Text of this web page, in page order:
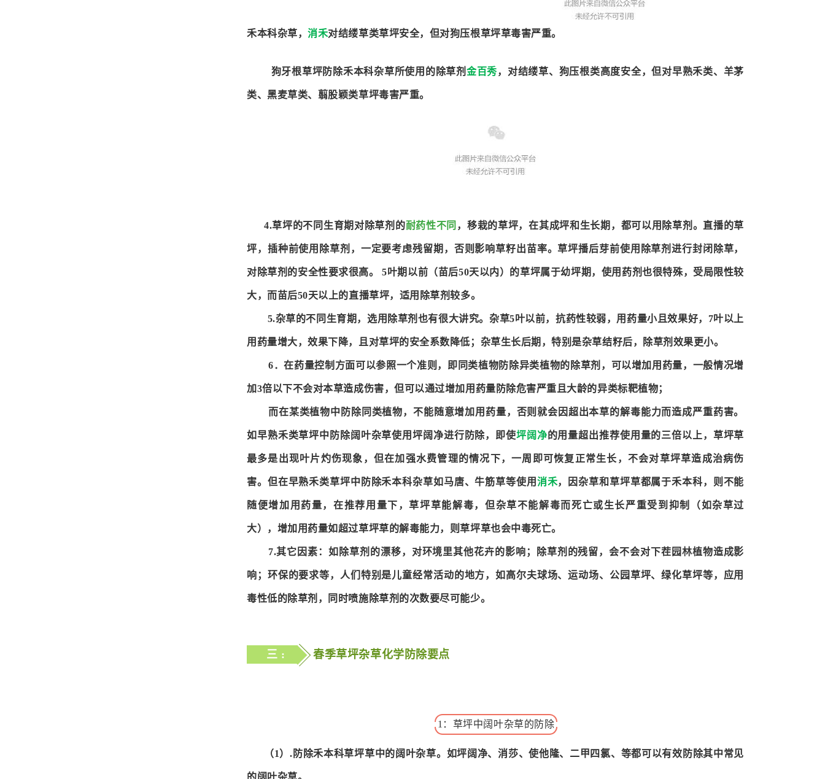
禾本科杂草，消禾对结缕草类草坪安全，但对狗压根草坪草毒害严重。
狗牙根草坪防除禾本科杂草所使用的除草剂 金百秀，对结缕草、狗压根类高度安全，但对早熟禾类、羊茅
类、黑麦草类、翦股颖类草坪毒害严重。
4.草坪的不同生育期对除草剂的耐药性不同 ，移栽的草坪，在其成坪和生长期，都可以用除草剂。直播的草
坪，插种前使用除草剂，一定要考虑残留期，否则影响草籽出苗率。草坪播后芽前使用除草剂进行封闭除草，
对除草剂的安全性要求很高。 5叶期以前（苗后50天以内）的草坪属于幼坪期，使用药剂也很特殊，受局限性较
大，而苗后50天以上的直播草坪，适用除草剂较多。
5.杂草的不同生育期，选用除草剂也有很大讲究。杂草5叶以前，抗药性较弱，用药量小且效果好，7叶以上
用药量增大，效果下降，且对草坪的安全系数降低；杂草生长后期，特别是杂草结籽后，除草剂效果更小。
6．在药量控制方面可以参照一个准则，即同类植物防除异类植物的除草剂，可以增加用药量，一般情况增
加3倍以下不会对本草造成伤害，但可以通过增加用药量防除危害严重且大龄的异类标靶植物；
而在某类植物中防除同类植物，不能随意增加用药量，否则就会因超出本草的解毒能力而造成严重药害。
如早熟禾类草坪中防除阔叶杂草使用坪阔净进行防除，即使坪阔净的用量超出推荐使用量的三倍以上，草坪草
最多是出现叶片灼伤现象，但在加强水费管理的情况下，一周即可恢复正常生长，不会对草坪草造成治病伤
害。但在早熟禾类草坪中防除禾本科杂草如马唐、牛筋草等使用 消禾，因杂草和草坪草都属于禾本科，则不能
随便增加用药量，在推荐用量下，草坪草能解毒，但杂草不能解毒而死亡或生长严重受到抑制（如杂草过
大），增加用药量如超过草坪草的解毒能力，则草坪草也会中毒死亡。
7.其它因素：如除草剂的漂移，对环境里其他花卉的影响；除草剂的残留，会不会对下茬园林植物造成影
响；环保的要求等，人们特别是儿童经常活动的地方，如高尔夫球场、运动场、公园草坪、绿化草坪等，应用
毒性低的除草剂，同时喷施除草剂的次数要尽可能少。
三 : 春季草坪杂草化学防除要点
1：草坪中阔叶杂草的防除
（1）.防除禾本科草坪草中的阔叶杂草。如坪阔净、消莎、使他隆、二甲四氯、等都可以有效防除其中常见
的阔叶杂草。